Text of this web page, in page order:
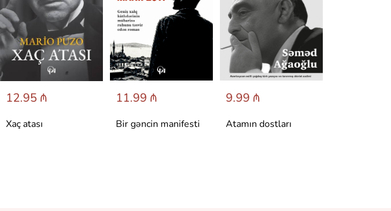
12.95 ₼
Xaç atası
11.99 ₼
Bir gəncin manifesti
9.99 ₼
Atamın dostları